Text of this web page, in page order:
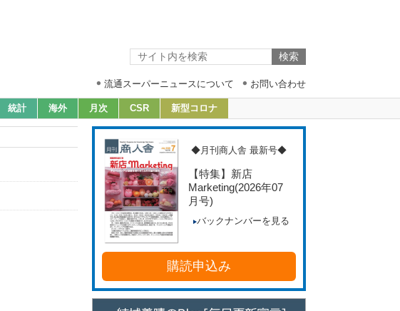
流通スーパーニュースについて お問い合わせ
統計 海外 月次 CSR 新型コロナ
◆月刊商人舎 最新号◆
【特集】新店
Marketing(2026年07
月号)
バックナンバーを見る
購読申込み